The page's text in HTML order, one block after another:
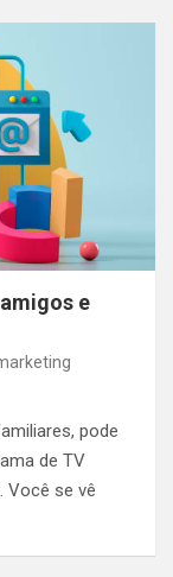
e
pode
de TV
Você se vê